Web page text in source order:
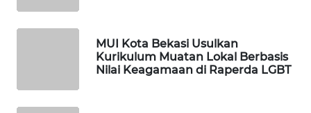
MUI Kota Bekasi Usulkan
Kurikulum Muatan Lokal Berbasis
Nilai Keagamaan di Raperda LGBT
KOPEKLIN